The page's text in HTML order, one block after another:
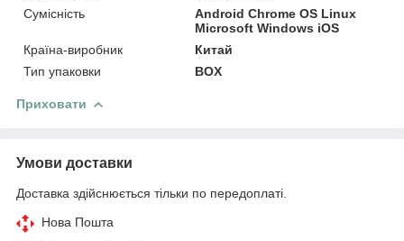
Сумісність
Android Chrome OS Linux
Microsoft Windows iOS
Країна-виробник
Китай
Тип упаковки
BOX
Приховати
Умови доставки
Доставка здійснюється тільки по передоплаті.
Нова Пошта